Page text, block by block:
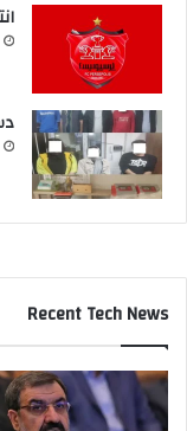
Recent Tech News